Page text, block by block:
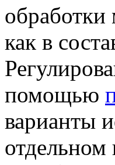
обработки
как в
помощью
варианты
отдельном